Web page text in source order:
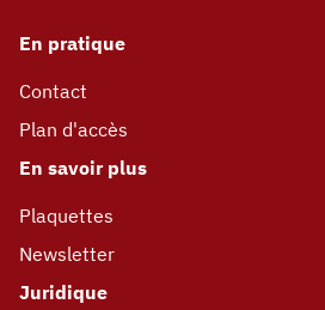
En pratique
Contact
Plan d'accès
En savoir plus
Plaquettes
Newsletter
Juridique